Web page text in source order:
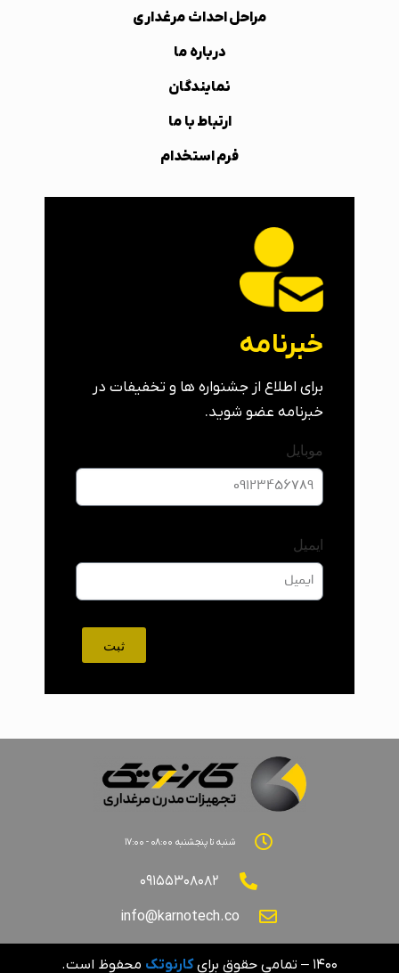
مراحل احداث مرغداری
درباره ما
نمایندگان
ارتباط با ما
فرم استخدام
خبرنامه
برای اطلاع از جشنواره ها و تخفیفات در
خبرنامه عضو شوید.
موبایل
ایمیل
ثبت
شنبه تا پنجشنبه ۰۸:۰۰ - ۱۷:۰۰
۰۹۱۵۵۳۰۸۰۸۲
info@karnotech.co
۱۴۰۰ – تمامی حقوق برای کارنوتک محفوظ است.